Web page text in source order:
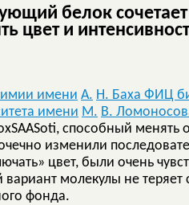
белок сочетает
цвет и
имени А. Н. Баха ФИЦ
имени М. В.
способный менять
изменили
цвет, были очень
вариант молекулы не
фонда.